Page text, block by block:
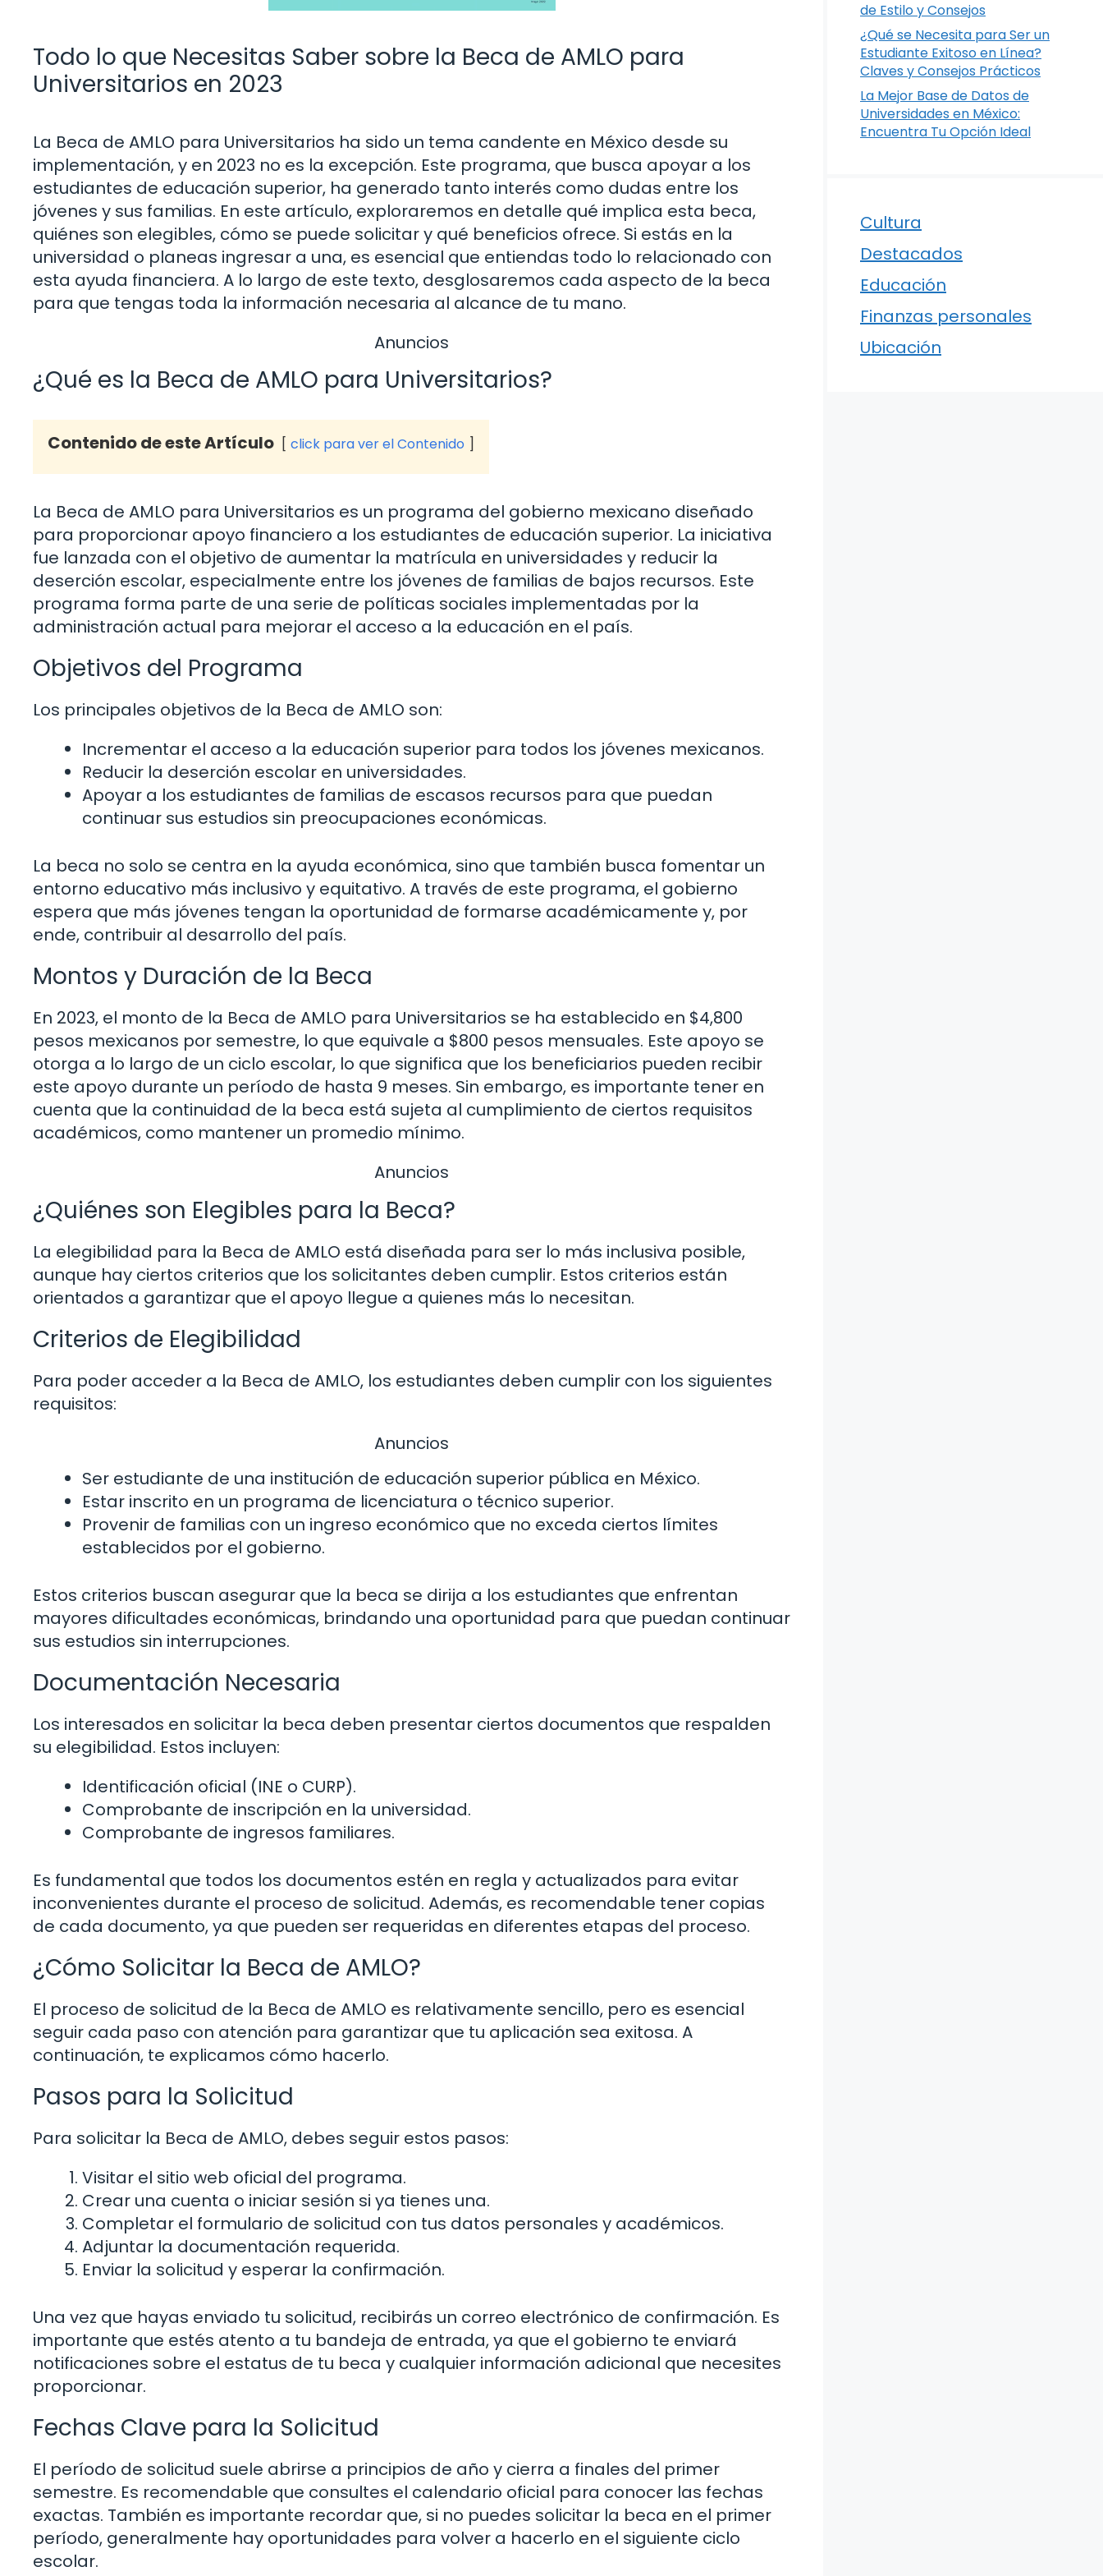
Todo lo que Necesitas Saber sobre la Beca de AMLO para
Universitarios en 2023
La Beca de AMLO para Universitarios ha sido un tema candente en México desde su
implementación, y en 2023 no es la excepción. Este programa, que busca apoyar a los
estudiantes de educación superior, ha generado tanto interés como dudas entre los
jóvenes y sus familias. En este artículo, exploraremos en detalle qué implica esta beca,
quiénes son elegibles, cómo se puede solicitar y qué beneficios ofrece. Si estás en la
universidad o planeas ingresar a una, es esencial que entiendas todo lo relacionado con
esta ayuda financiera. A lo largo de este texto, desglosaremos cada aspecto de la beca
para que tengas toda la información necesaria al alcance de tu mano.
Anuncios
¿Qué es la Beca de AMLO para Universitarios?
Contenido de este Artículo click para ver el Contenido
La Beca de AMLO para Universitarios es un programa del gobierno mexicano diseñado
para proporcionar apoyo financiero a los estudiantes de educación superior. La iniciativa
fue lanzada con el objetivo de aumentar la matrícula en universidades y reducir la
deserción escolar, especialmente entre los jóvenes de familias de bajos recursos. Este
programa forma parte de una serie de políticas sociales implementadas por la
administración actual para mejorar el acceso a la educación en el país.
Objetivos del Programa
Los principales objetivos de la Beca de AMLO son:
Incrementar el acceso a la educación superior para todos los jóvenes mexicanos.
Reducir la deserción escolar en universidades.
Apoyar a los estudiantes de familias de escasos recursos para que puedan
continuar sus estudios sin preocupaciones económicas.
La beca no solo se centra en la ayuda económica, sino que también busca fomentar un
entorno educativo más inclusivo y equitativo. A través de este programa, el gobierno
espera que más jóvenes tengan la oportunidad de formarse académicamente y, por
ende, contribuir al desarrollo del país.
Montos y Duración de la Beca
En 2023, el monto de la Beca de AMLO para Universitarios se ha establecido en $4,800
pesos mexicanos por semestre, lo que equivale a $800 pesos mensuales. Este apoyo se
otorga a lo largo de un ciclo escolar, lo que significa que los beneficiarios pueden recibir
este apoyo durante un período de hasta 9 meses. Sin embargo, es importante tener en
cuenta que la continuidad de la beca está sujeta al cumplimiento de ciertos requisitos
académicos, como mantener un promedio mínimo.
Anuncios
¿Quiénes son Elegibles para la Beca?
La elegibilidad para la Beca de AMLO está diseñada para ser lo más inclusiva posible,
aunque hay ciertos criterios que los solicitantes deben cumplir. Estos criterios están
orientados a garantizar que el apoyo llegue a quienes más lo necesitan.
Criterios de Elegibilidad
Para poder acceder a la Beca de AMLO, los estudiantes deben cumplir con los siguientes
requisitos:
Anuncios
Ser estudiante de una institución de educación superior pública en México.
Estar inscrito en un programa de licenciatura o técnico superior.
Provenir de familias con un ingreso económico que no exceda ciertos límites
establecidos por el gobierno.
Estos criterios buscan asegurar que la beca se dirija a los estudiantes que enfrentan
mayores dificultades económicas, brindando una oportunidad para que puedan continuar
sus estudios sin interrupciones.
Documentación Necesaria
Los interesados en solicitar la beca deben presentar ciertos documentos que respalden
su elegibilidad. Estos incluyen:
Identificación oficial (INE o CURP).
Comprobante de inscripción en la universidad.
Comprobante de ingresos familiares.
Es fundamental que todos los documentos estén en regla y actualizados para evitar
inconvenientes durante el proceso de solicitud. Además, es recomendable tener copias
de cada documento, ya que pueden ser requeridas en diferentes etapas del proceso.
¿Cómo Solicitar la Beca de AMLO?
El proceso de solicitud de la Beca de AMLO es relativamente sencillo, pero es esencial
seguir cada paso con atención para garantizar que tu aplicación sea exitosa. A
continuación, te explicamos cómo hacerlo.
Pasos para la Solicitud
Para solicitar la Beca de AMLO, debes seguir estos pasos:
Visitar el sitio web oficial del programa.
Crear una cuenta o iniciar sesión si ya tienes una.
Completar el formulario de solicitud con tus datos personales y académicos.
Adjuntar la documentación requerida.
Enviar la solicitud y esperar la confirmación.
Una vez que hayas enviado tu solicitud, recibirás un correo electrónico de confirmación. Es
importante que estés atento a tu bandeja de entrada, ya que el gobierno te enviará
notificaciones sobre el estatus de tu beca y cualquier información adicional que necesites
proporcionar.
Fechas Clave para la Solicitud
El período de solicitud suele abrirse a principios de año y cierra a finales del primer
semestre. Es recomendable que consultes el calendario oficial para conocer las fechas
exactas. También es importante recordar que, si no puedes solicitar la beca en el primer
período, generalmente hay oportunidades para volver a hacerlo en el siguiente ciclo
escolar.
de Estilo y Consejos
¿Qué se Necesita para Ser un
Estudiante Exitoso en Línea?
Claves y Consejos Prácticos
La Mejor Base de Datos de
Universidades en México:
Encuentra Tu Opción Ideal
Cultura
Destacados
Educación
Finanzas personales
Ubicación